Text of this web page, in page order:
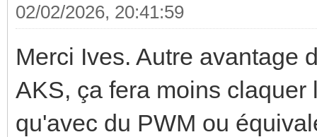
02/02/2026, 20:41:59
Merci Ives. Autre avantage
AKS, ça fera moins
qu'avec du PWM ou